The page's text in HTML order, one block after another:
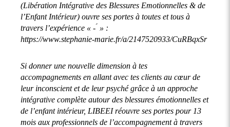
(Libération Intégrative des Blessures Emotionnelles & de
l’Enfant Intérieur) ouvre ses portes à toutes et tous à
travers l’expérience « - ́ » :
https://www.stephanie-marie.fr/a/2147520933/CuRBqxSr
Si donner une nouvelle dimension à tes
accompagnements en allant avec tes clients au cœur de
leur inconscient et de leur psyché grâce à un approche
intégrative complète autour des blessures émotionnelles et
de l’enfant intérieur, LIBEEI réouvre ses portes pour 13
mois aux professionnels de l’accompagnement à travers